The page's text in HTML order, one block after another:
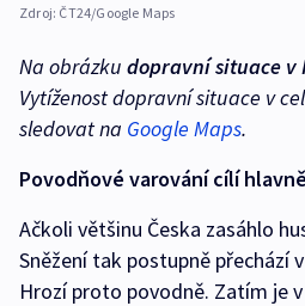
Zdroj: ČT24/Google Maps
Na obrázku dopravní situace v
Vytíženost dopravní situace v
sledovat na Google Maps.
Povodňové varování cílí
Ačkoli většinu Česka zasáhlo
Sněžení tak postupně přechází
Hrozí proto povodně. Zatím je